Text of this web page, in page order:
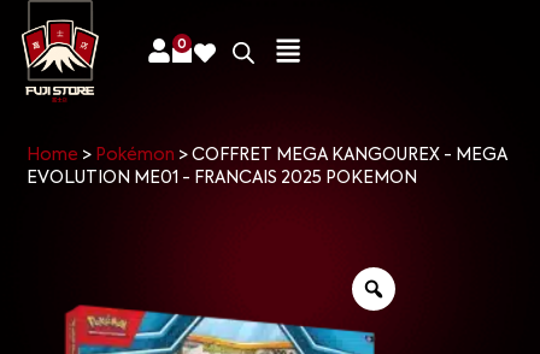
0
Home > Pokémon >COFFRET MEGA KANGOUREX - MEGA
EVOLUTION ME01 - FRANCAIS 2025 POKEMON